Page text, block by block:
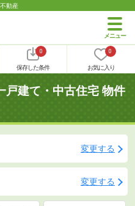
動産
0
保存した条件
0
お気に入り
戸建て・中古住宅 物件
変更する
変更する